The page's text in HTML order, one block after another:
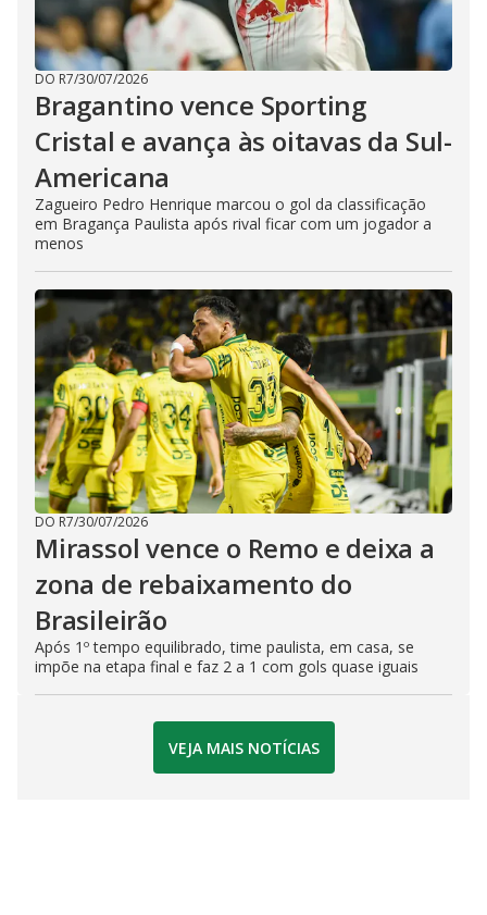
DO R7/30/07/2026
Bragantino vence Sporting
Cristal e avança às oitavas da Sul-
Americana
Zagueiro Pedro Henrique marcou o gol da classificação
em Bragança Paulista após rival ficar com um jogador a
menos
DO R7/30/07/2026
Mirassol vence o Remo e deixa a
zona de rebaixamento do
Brasileirão
Após 1º tempo equilibrado, time paulista, em casa, se
impõe na etapa final e faz 2 a 1 com gols quase iguais
VEJA MAIS NOTÍCIAS